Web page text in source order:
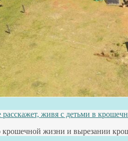
живя с детьми в
крошечной жизни и вырезании